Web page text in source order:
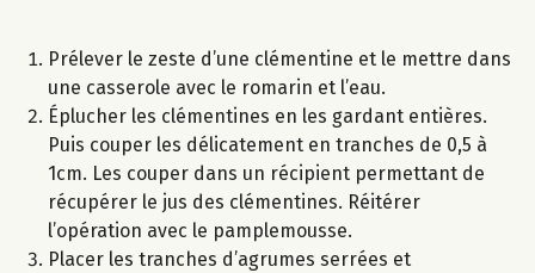
Prélever le zeste d’une clémentine et le mettre dans
une casserole avec le romarin et l’eau.
Éplucher les clémentines en les gardant entières.
Puis couper les délicatement en tranches de 0,5 à
1cm. Les couper dans un récipient permettant de
récupérer le jus des clémentines. Réitérer
l’opération avec le pamplemousse.
Placer les tranches d’agrumes serrées et